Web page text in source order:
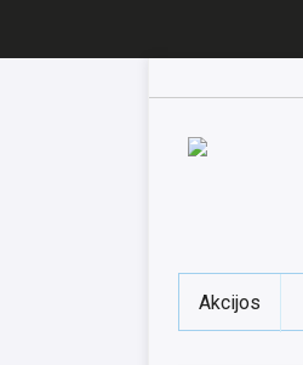
Akcijos